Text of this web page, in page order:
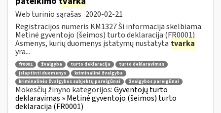
Web turinio sąrašas 2020-02-21
Registracijos numeris KM1327 Ši informacija skelbiama:
Metinė gyventojo (šeimos) turto deklaracija (FR0001)
Asmenys, kurių duomenys įstatymų nustatyta tvarka
yra...
fr0001 žvalgyba turto deklaracija
turto deklaravimas
įslaptinti duomenys
kriminalinė žvalgyba
kriminalinės žvalgybos subjektų pareigūnai
žvalgybos pareigūnai
Mokesčių žinyno kategorijos:Gyventojų turto
deklaravimas » Metinė gyventojo (šeimos) turto
deklaracija (FR0001)